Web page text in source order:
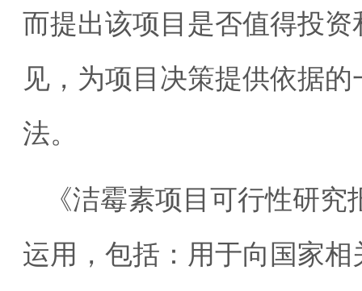
而提出该项目是否值得投
见，为项目决策提供依据
法。
《洁霉素项目可行性研
运用，包括：用于向国家